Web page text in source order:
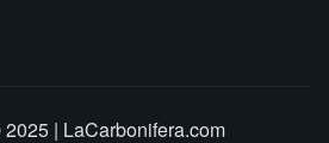
| LaCarbonifera.com